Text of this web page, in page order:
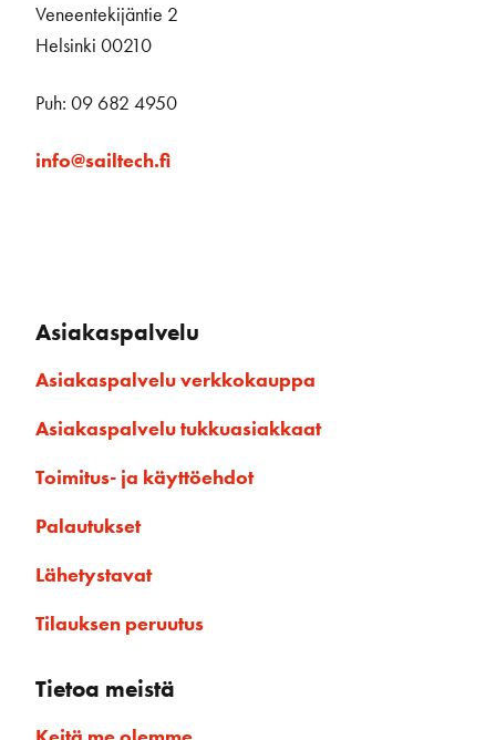
Veneentekijäntie 2
Helsinki 00210
Puh: 09 682 4950
info@sailtech.fi
Asiakaspalvelu
Asiakaspalvelu verkkokauppa
Asiakaspalvelu tukkuasiakkaat
Toimitus- ja käyttöehdot
Palautukset
Lähetystavat
Tilauksen peruutus
Tietoa meistä